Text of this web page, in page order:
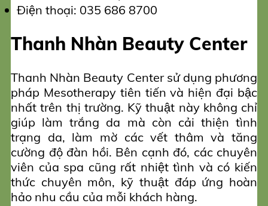
Điện thoại: 035 686 8700
Thanh Nhàn Beauty Center
Thanh Nhàn Beauty Center sử dụng phương
pháp Mesotherapy tiên tiến và hiện đại bậc
nhất trên thị trường. Kỹ thuật này không chỉ
giúp làm trắng da mà còn cải thiện tình
trạng da, làm mờ các vết thâm và tăng
cường độ đàn hồi. Bên cạnh đó, các chuyên
viên của spa cũng rất nhiệt tình và có kiến
thức chuyên môn, kỹ thuật đáp ứng hoàn
hảo nhu cầu của mỗi khách hàng.